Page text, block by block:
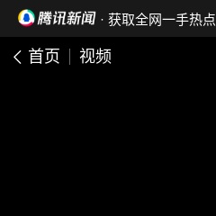
· 获取全网一手热点
首页 视频